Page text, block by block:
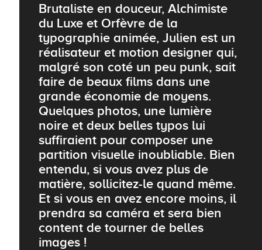
Brutaliste en douceur, Alchimiste
du Luxe et Orfèvre de la
typographie animée, Julien est un
réalisateur et motion designer qui,
malgré son coté un peu punk, sait
faire de beaux films dans une
grande économie de moyens.
Quelques photos, une lumière
noire et deux belles typos lui
suffiraient pour composer une
partition visuelle inoubliable. Bien
entendu, si vous avez plus de
matière, sollicitez-le quand même.
Et si vous en avez encore moins, il
prendra sa caméra et sera bien
content de tourner de belles
images !